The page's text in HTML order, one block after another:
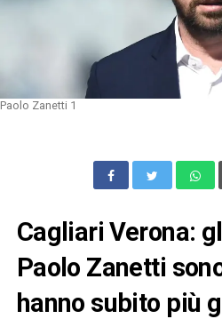
Paolo Zanetti 1
Cagliari Verona:
Paolo Zanetti
hanno subito più